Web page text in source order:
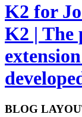
K2 for
K2 | The
BLOG